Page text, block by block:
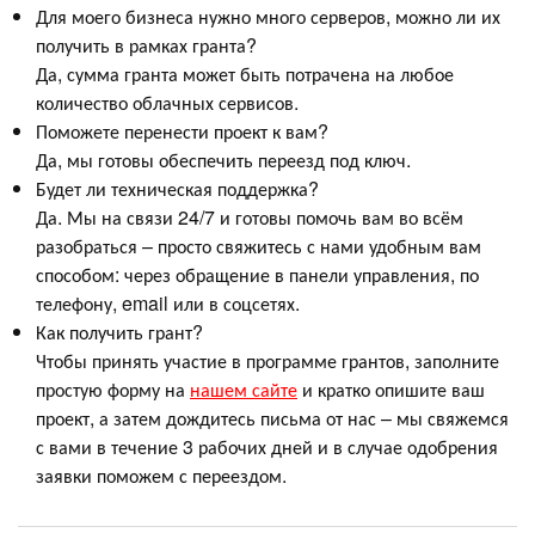
Для моего бизнеса нужно много серверов, можно ли их
получить в рамках гранта?
Да, сумма гранта может быть потрачена на любое
количество облачных сервисов.
Поможете перенести проект к вам?
Да, мы готовы обеспечить переезд под ключ.
Будет ли техническая поддержка?
Да. Мы на связи 24/7 и готовы помочь вам во всём
разобраться – просто свяжитесь с нами удобным вам
способом: через обращение в панели управления, по
телефону, email или в соцсетях.
Как получить грант?
Чтобы принять участие в программе грантов, заполните
простую форму на нашем сайте и кратко опишите ваш
проект, а затем дождитесь письма от нас – мы свяжемся
с вами в течение 3 рабочих дней и в случае одобрения
заявки поможем с переездом.